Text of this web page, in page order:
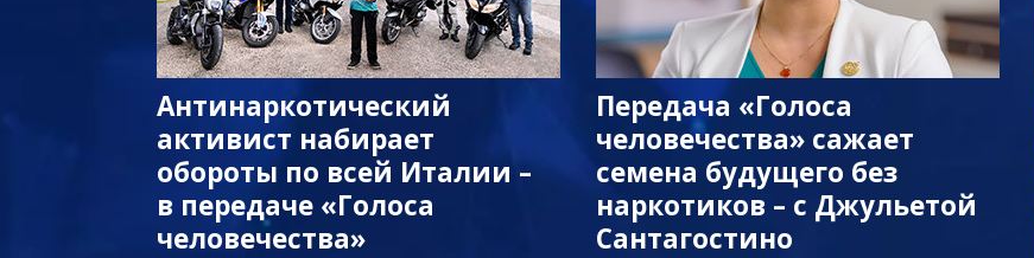
Антинаркотический
активист набирает
обороты по всей Италии –
в передаче «Голоса
человечества»
Передача «Голоса
человечества» сажает
семена будущего без
наркотиков – с Джульетой
Сантагостино